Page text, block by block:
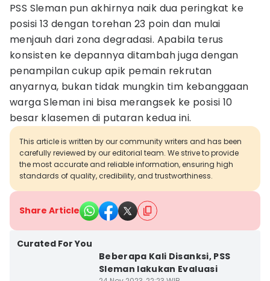
PSS Sleman pun akhirnya naik dua peringkat ke
posisi 13 dengan torehan 23 poin dan mulai
menjauh dari zona degradasi. Apabila terus
konsisten ke depannya ditambah juga dengan
penampilan cukup apik pemain rekrutan
anyarnya, bukan tidak mungkin tim kebanggaan
warga Sleman ini bisa merangsek ke posisi 10
besar klasemen di putaran kedua ini.
This article is written by our community writers and has been
carefully reviewed by our editorial team. We strive to provide
the most accurate and reliable information, ensuring high
standards of quality, credibility, and trustworthiness.
Share Article
Curated For You
Beberapa Kali Disanksi, PSS
Sleman lakukan Evaluasi